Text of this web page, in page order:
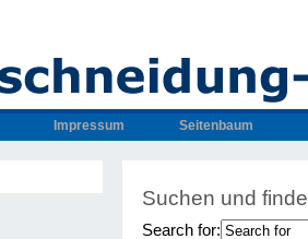
Impressum Seitenbaum
Suchen und
Search for: